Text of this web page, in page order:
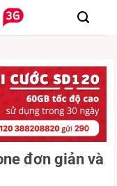
đơn giản và